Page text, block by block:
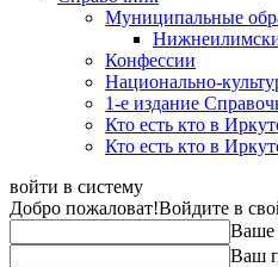
Муниципальные
Конфессии
Национально-
1-е издание
Кто есть кто в
Кто есть кто в
войти в систему
Добро пожаловат!Войдите в
Ваше
Ваш